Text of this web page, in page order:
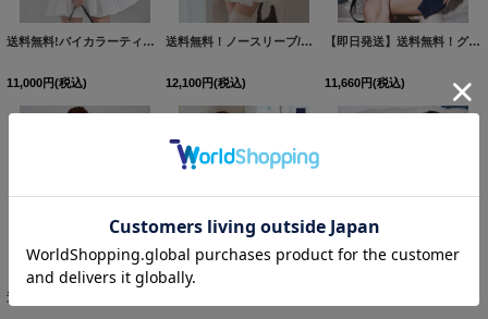
送料無料!バイカラーティアードスカートミニドレス/キャバドレス【XS-Mサイズ/2カラー】[OF01]【SB】dzjvSK
11,000円(税込)
送料無料！ノースリーブ/ジップアップ/セットアップ/フレアミニドレス/キャバドレス【S-Mサイズ/2カラー】[OF04]【SB】dzquSK
12,100円(税込)
【即日発送】送料無料！グリッターラメミニドレス/キャミ/スリット/谷間見せ/背中見せ/タイト/ミニドレス/キャバドレス 【XS-Mサイズ/1カラー】[OF03] 【YN】dzj【一部予約商品/8月下旬発送予定】
11,660円(税込)